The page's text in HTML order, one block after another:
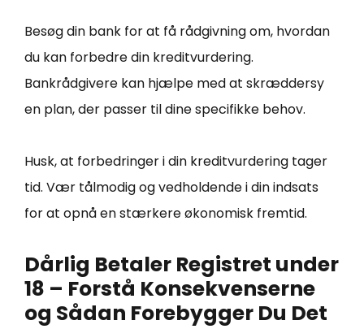
Besøg din bank for at få rådgivning om, hvordan
du kan forbedre din kreditvurdering.
Bankrådgivere kan hjælpe med at skræddersy
en plan, der passer til dine specifikke behov.
Husk, at forbedringer i din kreditvurdering tager
tid. Vær tålmodig og vedholdende i din indsats
for at opnå en stærkere økonomisk fremtid.
Dårlig Betaler Registret under
18 – Forstå Konsekvenserne
og Sådan Forebygger Du Det